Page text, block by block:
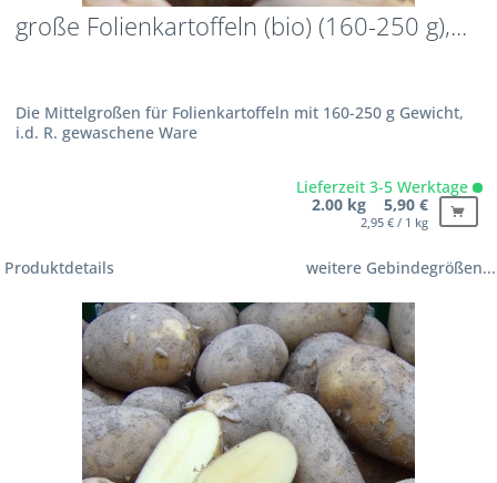
große Folienkartoffeln (bio) (160-250 g),...
Die Mittelgroßen für Folienkartoffeln mit 160-250 g Gewicht,
i.d. R. gewaschene Ware
Lieferzeit 3-5 Werktage
2.00 kg 5,90 €
2,95 € / 1 kg
Produktdetails weitere Gebindegrößen...